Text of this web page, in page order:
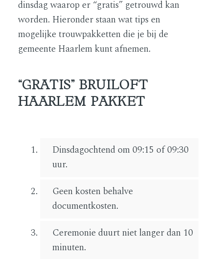
dinsdag waarop er “gratis” getrouwd kan
worden. Hieronder staan wat tips en
mogelijke trouwpakketten die je bij de
gemeente Haarlem kunt afnemen.
“GRATIS” BRUILOFT
HAARLEM PAKKET
Dinsdagochtend om 09:15 of 09:30
uur.
Geen kosten behalve
documentkosten.
Ceremonie duurt niet langer dan 10
minuten.